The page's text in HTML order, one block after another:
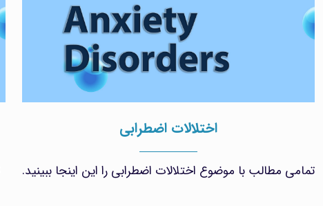
اختلالات اضطرابی
تمامی مطالب با موضوع اختلالات اضطرابی را این اینجا ببینید.